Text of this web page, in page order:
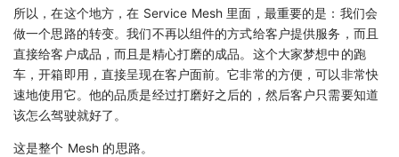
所以，在这个地方，在 Service Mesh 里面，最重要的是：我们会
做一个思路的转变。我们不再以组件的方式给客户提供服务，而且
直接给客户成品，而且是精心打磨的成品。这个大家梦想中的跑
车，开箱即用，直接呈现在客户面前。它非常的方便，可以非常快
速地使用它。他的品质是经过打磨好之后的，然后客户只需要知道
该怎么驾驶就好了。
这是整个 Mesh 的思路。